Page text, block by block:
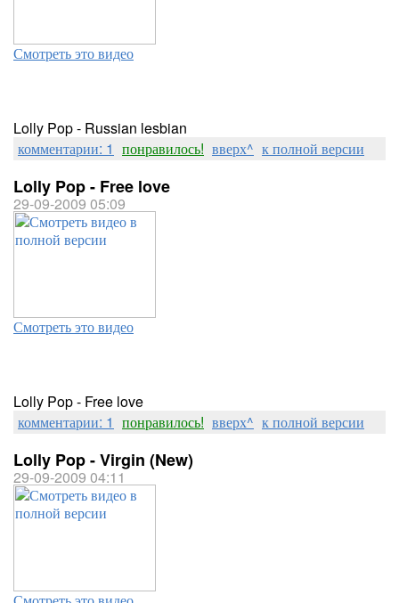
Смотреть это видео
Lolly Pop - Russian lesbian
комментарии: 1 понравилось! вверх^ к полной версии
Lolly Pop - Free love
29-09-2009 05:09
Смотреть это видео
Lolly Pop - Free love
комментарии: 1 понравилось! вверх^ к полной версии
Lolly Pop - Virgin (New)
29-09-2009 04:11